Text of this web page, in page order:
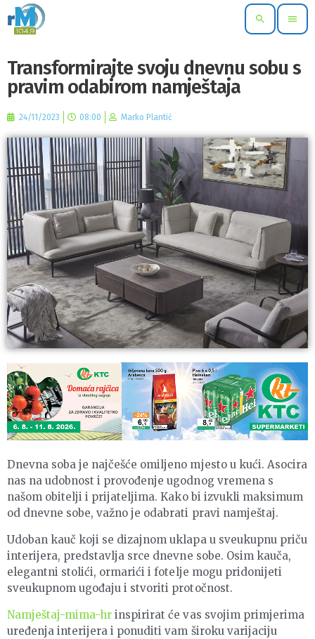
search menu
Transformirajte svoju dnevnu sobu s
pravim odabirom namještaja
24/11/2023 08:00 Marko Plantić
Dnevna soba je najčešće omiljeno mjesto u kući. Asocira
nas na udobnost i provođenje ugodnog vremena s
našom obitelji i prijateljima. Kako bi izvukli maksimum
od dnevne sobe, važno je odabrati pravi namještaj.
Udoban kauč koji se dizajnom uklapa u sveukupnu priču
interijera, predstavlja srce dnevne sobe. Osim kauča,
elegantni stolići, ormarići i fotelje mogu pridonijeti
sveukupnom ugođaju i stvoriti protočnost.
Namještaj-mima-hr inspirirat će vas svojim primjerima
uređenja interijera i ponuditi vam široku varijaciju